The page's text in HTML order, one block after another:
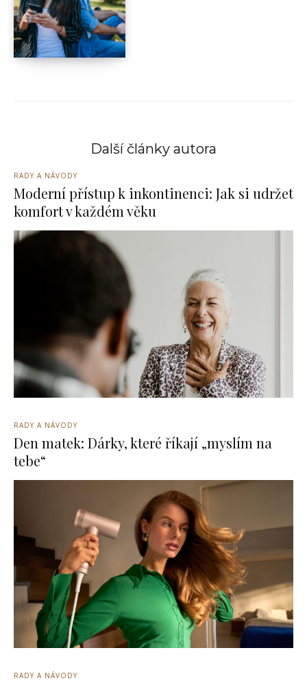
Další články autora
RADY A NÁVODY
Moderní přístup k inkontinenci: Jak si udržet
komfort v každém věku
RADY A NÁVODY
Den matek: Dárky, které říkají „myslím na
tebe“
RADY A NÁVODY